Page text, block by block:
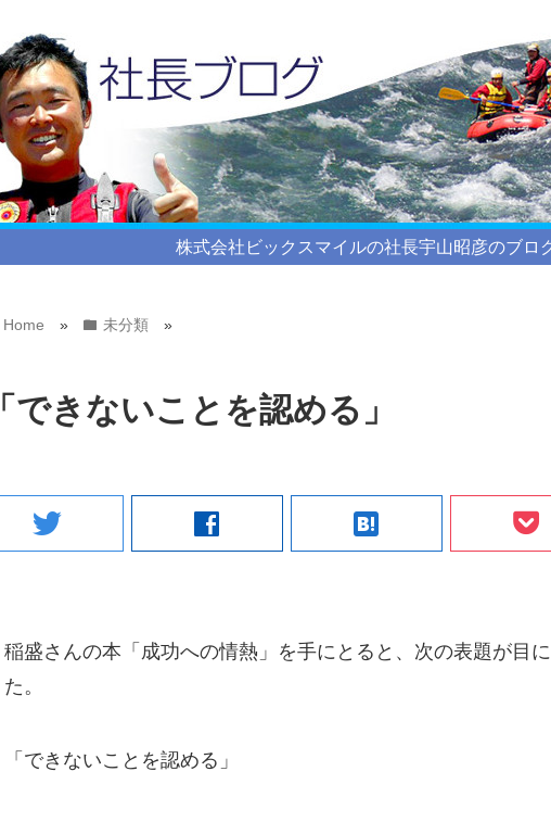
株式会社ビックスマイルの社長宇山昭彦のブロ
Home » folder 未分類 »
「できないことを認める」
twitter facebook hatenabookmark
稲盛さんの本「成功への情熱」を手にとると、次の表題が目
た。
「できないことを認める」